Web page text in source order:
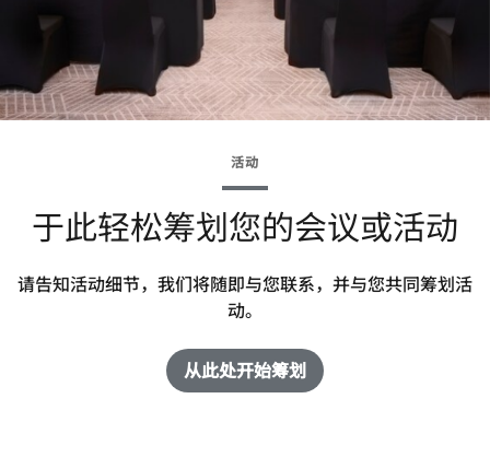
活动
于此轻松筹划您的会议或活动
请告知活动细节，我们将随即与您联系，并与您共同筹划活
动。
从此处开始筹划